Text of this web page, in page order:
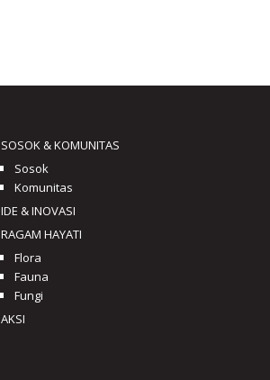
SOSOK & KOMUNITAS
Sosok
Komunitas
IDE & INOVASI
RAGAM HAYATI
Flora
Fauna
Fungi
AKSI